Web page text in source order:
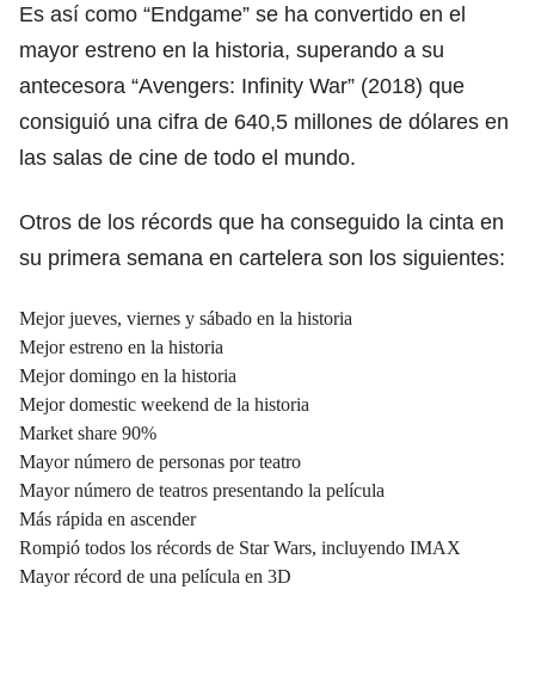
Es así como “Endgame” se ha convertido en el
mayor estreno en la historia, superando a su
antecesora “Avengers: Infinity War” (2018) que
consiguió una cifra de 640,5 millones de dólares en
las salas de cine de todo el mundo.
Otros de los récords que ha conseguido la cinta en
su primera semana en cartelera son los siguientes:
Mejor jueves, viernes y sábado en la historia
Mejor estreno en la historia
Mejor domingo en la historia
Mejor domestic weekend de la historia
Market share 90%
Mayor número de personas por teatro
Mayor número de teatros presentando la película
Más rápida en ascender
Rompió todos los récords de Star Wars, incluyendo IMAX
Mayor récord de una película en 3D